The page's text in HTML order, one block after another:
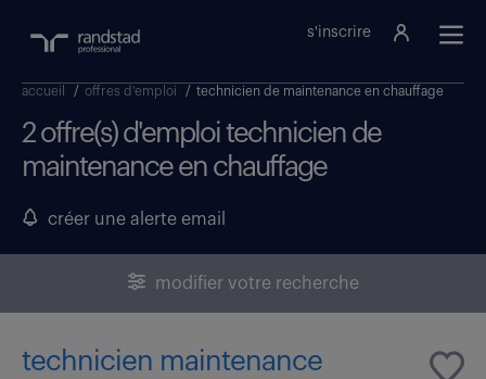
s'inscrire
accueil / offres d'emploi / technicien de maintenance en chauffage
2 offre(s) d'emploi technicien de
maintenance en chauffage
créer une alerte email
modifier votre recherche
technicien maintenance